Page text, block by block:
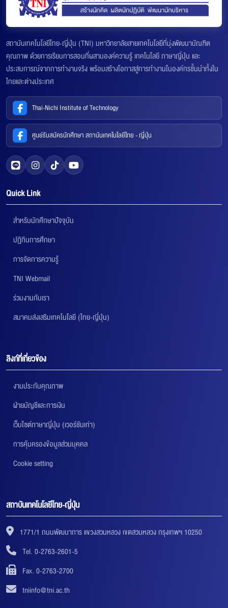
สถาบันเทคโนโลยีไทย-ญี่ปุ่น (TNI) มหาวิทยาลัยสายเทคโนโลยีที่มุ่งพัฒนาบัณฑิต
คุณภาพ ด้วยการเรียนการสอนที่ผสานองค์ความรู้ เทคโนโลยี ภาษาญี่ปุ่น และ
ประสบการณ์จากการทำงานจริง พร้อมสร้างโอกาสสู่การทำงานในองค์กรชั้นนำทั้งใน
ไทยและต่างประเทศ
Thai-Nichi Institute of Technology
ศูนย์รับสมัครนักศึกษา สถาบันเทคโนโลยีไทย - ญี่ปุ่น
Quick Link
สำหรับนักศึกษาปัจจุบัน
ปฏิทินการศึกษา
การจัดการความรู้
TNI Webmail
ร่วมงานกับเรา
สมาคมส่งเสริมเทคโนโลยี (ไทย-ญี่ปุ่น)
ลิงก์ที่เกี่ยวข้อง
งานประกันคุณภาพ
ฝ่ายบัญชีและการเงิน
เว็บไซต์ภาษาญี่ปุ่น (เวอร์ชันเก่า)
การคุ้มครองข้อมูลส่วนบุคคล
Cookie setting
สถาบันเทคโนโลยีไทย-ญี่ปุ่น
1771/1 ถนนพัฒนาการ แขวงสวนหลวง เขตสวนหลวง กรุงเทพฯ 10250
Tel. 0-2763-2601-5
Fax. 0-2763-2700
tniinfo@tni.ac.th